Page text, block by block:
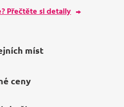
Přečtěte si detaily
míst
ceny